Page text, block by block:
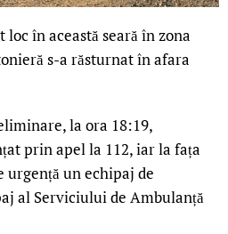
în această seară în zona
s-a răsturnat în afara
la ora 18:19,
prin apel la 112, iar la fața
un echipaj de
al Serviciului de Ambulanță